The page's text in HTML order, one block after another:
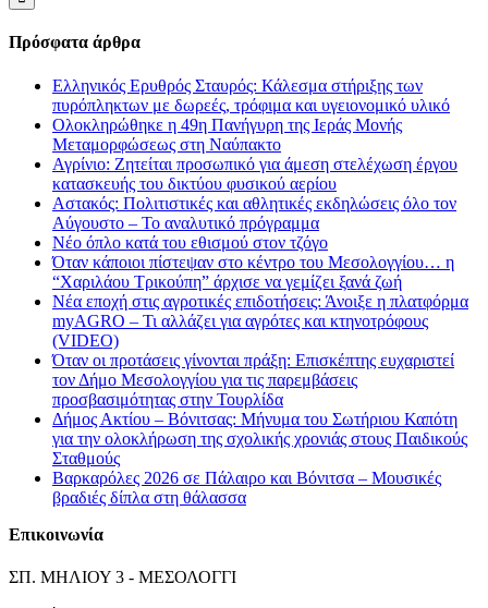
Πρόσφατα άρθρα
Ελληνικός Ερυθρός Σταυρός: Κάλεσμα στήριξης των
πυρόπληκτων με δωρεές, τρόφιμα και υγειονομικό υλικό
Ολοκληρώθηκε η 49η Πανήγυρη της Ιεράς Μονής
Μεταμορφώσεως στη Ναύπακτο
Αγρίνιο: Ζητείται προσωπικό για άμεση στελέχωση έργου
κατασκευής του δικτύου φυσικού αερίου
Αστακός: Πολιτιστικές και αθλητικές εκδηλώσεις όλο τον
Αύγουστο – Το αναλυτικό πρόγραμμα
Νέο όπλο κατά του εθισμού στον τζόγο
Όταν κάποιοι πίστεψαν στο κέντρο του Μεσολογγίου… η
“Χαριλάου Τρικούπη” άρχισε να γεμίζει ξανά ζωή
Νέα εποχή στις αγροτικές επιδοτήσεις: Άνοιξε η πλατφόρμα
myAGRO – Τι αλλάζει για αγρότες και κτηνοτρόφους
(VIDEO)
Όταν οι προτάσεις γίνονται πράξη: Επισκέπτης ευχαριστεί
τον Δήμο Μεσολογγίου για τις παρεμβάσεις
προσβασιμότητας στην Τουρλίδα
Δήμος Ακτίου – Βόνιτσας: Μήνυμα του Σωτήριου Καπότη
για την ολοκλήρωση της σχολικής χρονιάς στους Παιδικούς
Σταθμούς
Βαρκαρόλες 2026 σε Πάλαιρο και Βόνιτσα – Μουσικές
βραδιές δίπλα στη θάλασσα
Επικοινωνία
ΣΠ. ΜΗΛΙΟΥ 3 - ΜΕΣΟΛΟΓΓΙ